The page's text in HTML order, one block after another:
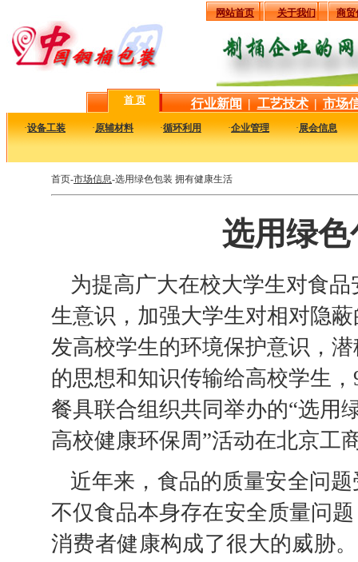
网站首页 关于我们 商贸
首 页 行业新闻 | 工艺技术 | 市场
·设备工装 ·原辅材料 ·循环利用 ·企业管理 ·展会信息
首页-市场信息-选用绿色包装 拥有健康生活
选用绿
为提高广大在校大学生对食
生意识，加强大学生对相对隐
发高校学生的环境保护意识，
的思想和知识传输给高校学生
餐具联合组织共同举办的“选用
高校健康环保周”活动在北京工
近年来，食品的质量安全问
不仅食品本身存在安全质量问
消费者健康构成了很大的威胁